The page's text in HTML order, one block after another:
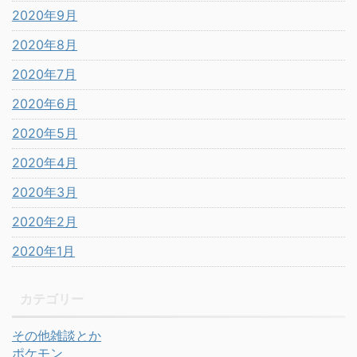
2020年9月
2020年8月
2020年7月
2020年6月
2020年5月
2020年4月
2020年3月
2020年2月
2020年1月
その他雑談とか
ポケモン